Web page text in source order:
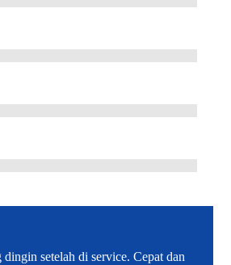
setelah di service. Cepat dan